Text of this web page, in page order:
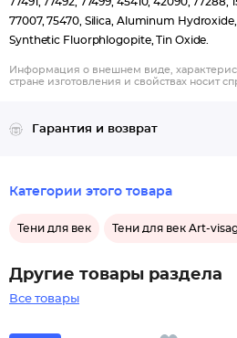
77007, 75470, Silica, Aluminum
Synthetic Fluorphlogopite, Tin Oxide.
Информация о внешнем виде,
стране изготовления и свойствах носит
Гарантия и возврат
Категории этого товара
Тени для век Тени для век Art-
Другие товары раздела
Все товары